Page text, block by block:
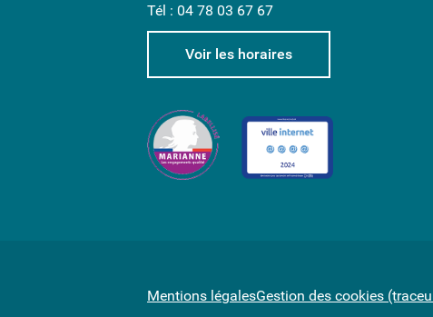
Tél : 04 78 03 67 67
Voir les horaires
Mentions légalesGestion des cookies